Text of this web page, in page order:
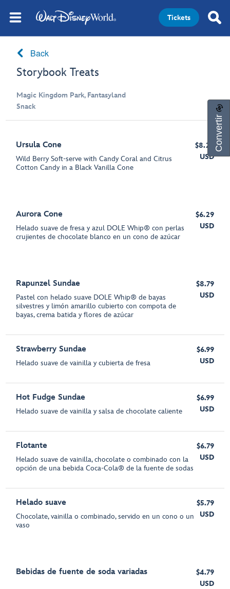
Tickets
Back
Storybook Treats
Magic Kingdom Park, Fantasyland
Snack
Ursula Cone
Wild Berry Soft-serve with Candy Coral and Citrus
Cotton Candy in a Black Vanilla Cone
$8.29
USD
Aurora Cone
Helado suave de fresa y azul DOLE Whip® con perlas
crujientes de chocolate blanco en un cono de azúcar
$6.29
USD
Rapunzel Sundae
Pastel con helado suave DOLE Whip® de bayas
silvestres y limón amarillo cubierto con compota de
bayas, crema batida y flores de azúcar
$8.79
USD
Strawberry Sundae
Helado suave de vainilla y cubierta de fresa
$6.99
USD
Hot Fudge Sundae
Helado suave de vainilla y salsa de chocolate caliente
$6.99
USD
Flotante
Helado suave de vainilla, chocolate o combinado con la
opción de una bebida Coca-Cola® de la fuente de sodas
$6.79
USD
Helado suave
Chocolate, vainilla o combinado, servido en un cono o un
vaso
$5.79
USD
Bebidas de fuente de soda variadas
$4.79
USD
Convertir